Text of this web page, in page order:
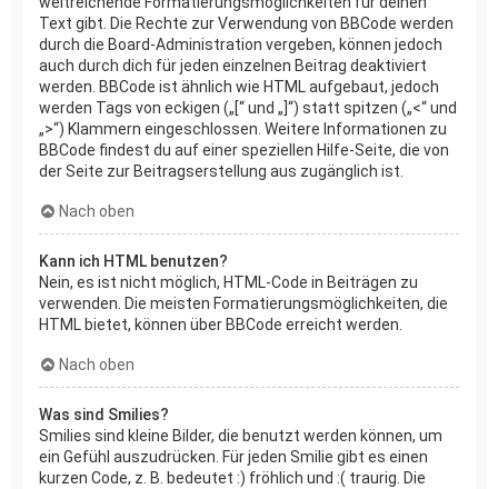
Text gibt. Die Rechte zur Verwendung von BBCode werden
durch die Board-Administration vergeben, können jedoch
auch durch dich für jeden einzelnen Beitrag deaktiviert
werden. BBCode ist ähnlich wie HTML aufgebaut, jedoch
werden Tags von eckigen („[“ und „]“) statt spitzen („<“ und
„>“) Klammern eingeschlossen. Weitere Informationen zu
BBCode findest du auf einer speziellen Hilfe-Seite, die von
der Seite zur Beitragserstellung aus zugänglich ist.
Nach oben
Kann ich HTML benutzen?
Nein, es ist nicht möglich, HTML-Code in Beiträgen zu
verwenden. Die meisten Formatierungsmöglichkeiten, die
HTML bietet, können über BBCode erreicht werden.
Nach oben
Was sind Smilies?
Smilies sind kleine Bilder, die benutzt werden können, um
ein Gefühl auszudrücken. Für jeden Smilie gibt es einen
kurzen Code, z. B. bedeutet :) fröhlich und :( traurig. Die